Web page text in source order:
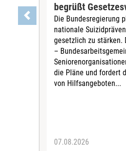
begrüßt
Die Bundesregierung
nationale
gesetzlich zu stärken.
–
die Pläne und fordert
von Hilfsangeboten...
07.08.2026